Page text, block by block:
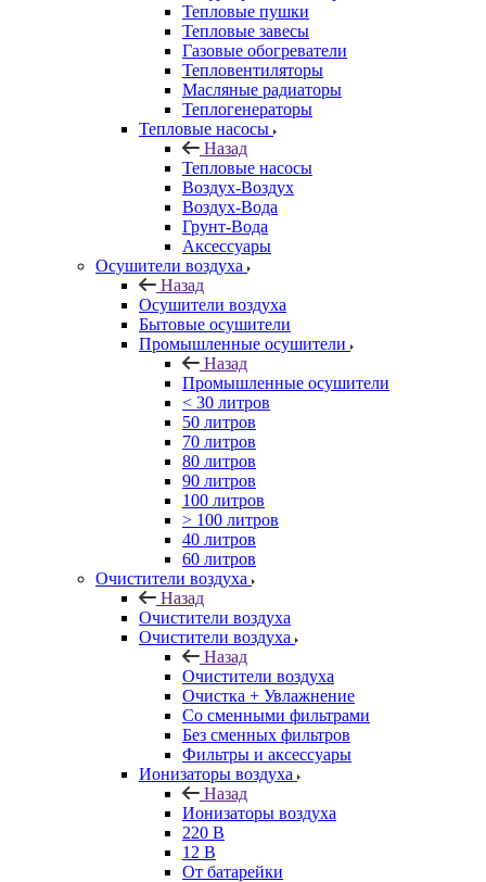
Тепловые пушки
Тепловые завесы
Газовые обогреватели
Тепловентиляторы
Масляные радиаторы
Теплогенераторы
Тепловые насосы
Назад
Тепловые насосы
Воздух-Воздух
Воздух-Вода
Грунт-Вода
Аксессуары
Осушители воздуха
Назад
Осушители воздуха
Бытовые осушители
Промышленные осушители
Назад
Промышленные осушители
< 30 литров
50 литров
70 литров
80 литров
90 литров
100 литров
> 100 литров
40 литров
60 литров
Очистители воздуха
Назад
Очистители воздуха
Очистители воздуха
Назад
Очистители воздуха
Очистка + Увлажнение
Cо сменными фильтрами
Без сменных фильтров
Фильтры и аксессуары
Ионизаторы воздуха
Назад
Ионизаторы воздуха
220 В
12 В
От батарейки